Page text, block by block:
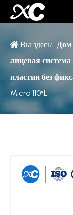
Вы здесь: Дом
лицевая система
пластин без
Micro 110°L